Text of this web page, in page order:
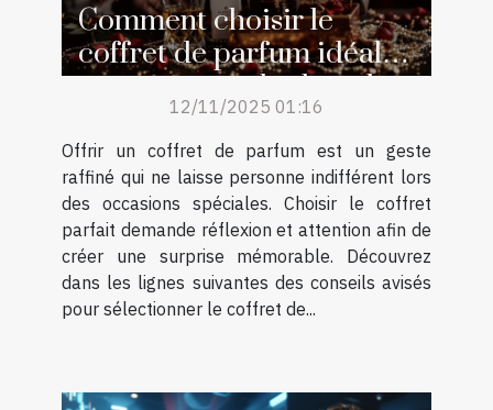
Comment choisir le
coffret de parfum idéal
pour surprendre lors des
occasions spéciales ?
12/11/2025 01:16
Offrir un coffret de parfum est un geste
raffiné qui ne laisse personne indifférent lors
des occasions spéciales. Choisir le coffret
parfait demande réflexion et attention afin de
créer une surprise mémorable. Découvrez
dans les lignes suivantes des conseils avisés
pour sélectionner le coffret de...